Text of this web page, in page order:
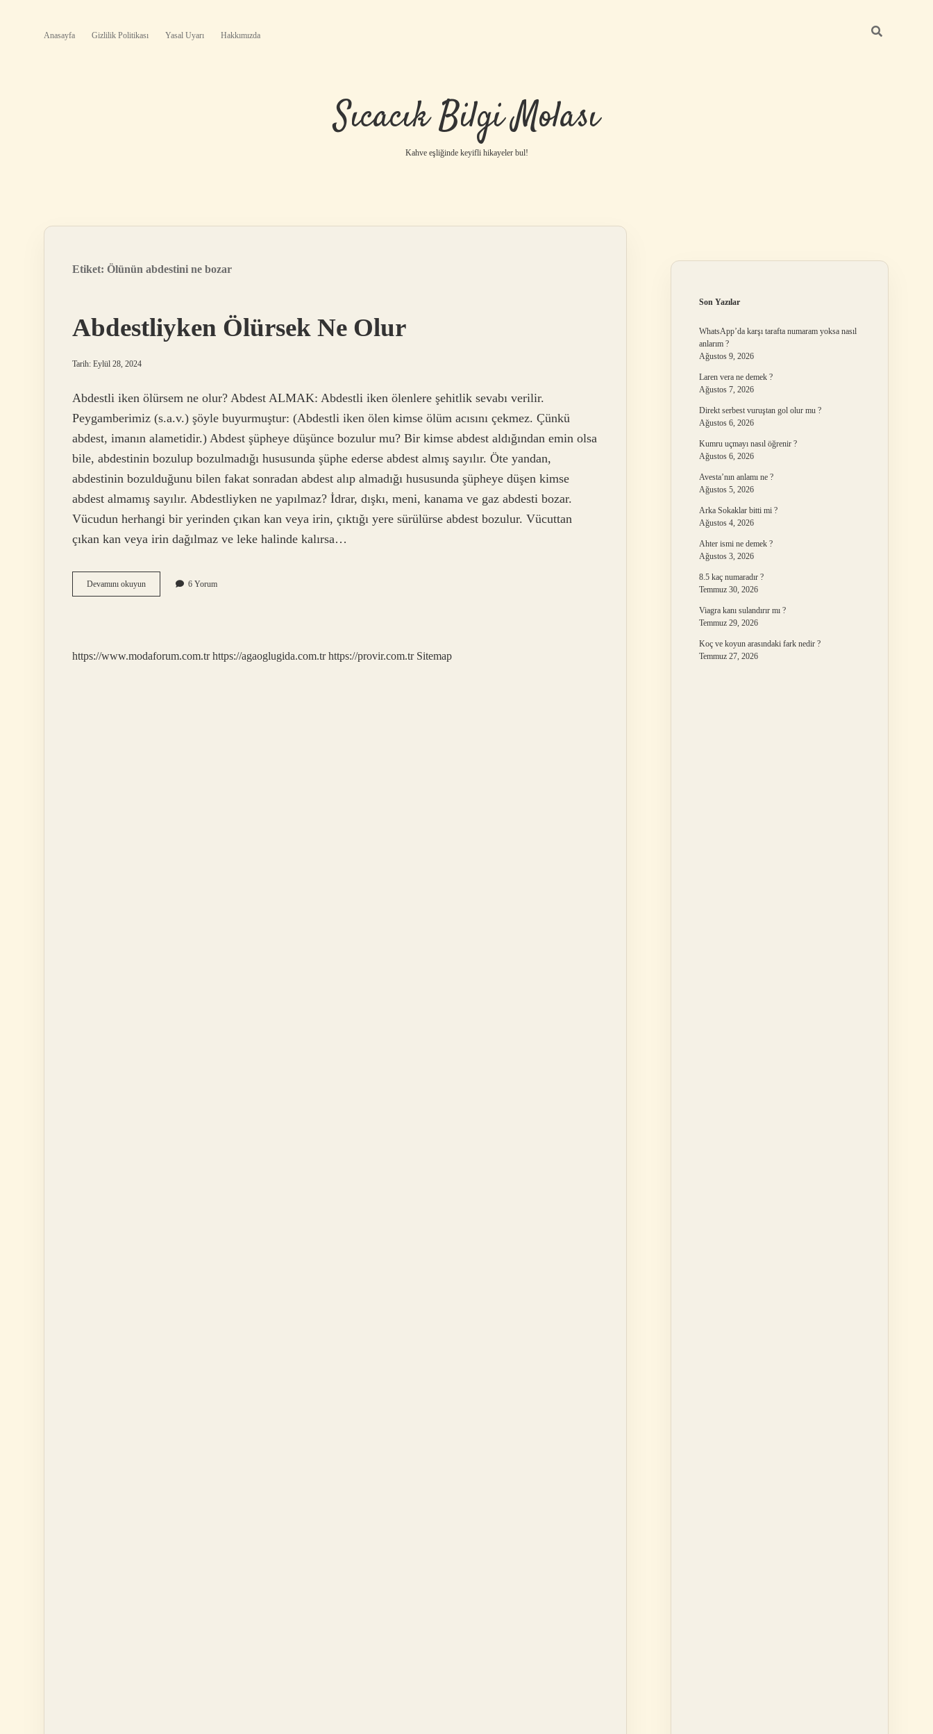
Anasayfa Gizlilik Politikası Yasal Uyarı Hakkımızda
Sıcacık Bilgi Molası
Kahve eşliğinde keyifli hikayeler bul!
Etiket: Ölünün abdestini ne bozar
Abdestliyken Ölürsek Ne Olur
Tarih: Eylül 28, 2024
Abdestli iken ölürsem ne olur? Abdest ALMAK: Abdestli iken ölenlere şehitlik sevabı verilir.
Peygamberimiz (s.a.v.) şöyle buyurmuştur: (Abdestli iken ölen kimse ölüm acısını çekmez. Çünkü
abdest, imanın alametidir.) Abdest şüpheye düşünce bozulur mu? Bir kimse abdest aldığından emin olsa
bile, abdestinin bozulup bozulmadığı hususunda şüphe ederse abdest almış sayılır. Öte yandan,
abdestinin bozulduğunu bilen fakat sonradan abdest alıp almadığı hususunda şüpheye düşen kimse
abdest almamış sayılır. Abdestliyken ne yapılmaz? İdrar, dışkı, meni, kanama ve gaz abdesti bozar.
Vücudun herhangi bir yerinden çıkan kan veya irin, çıktığı yere sürülürse abdest bozulur. Vücuttan
çıkan kan veya irin dağılmaz ve leke halinde kalırsa…
Devamını okuyunAbdestliyken
Ölürsek
6 Yorum
https://www.modaforum.com.tr https://agaoglugida.com.tr https://provir.com.tr Sitemap
Son Yazılar
WhatsApp’da karşı tarafta numaram yoksa nasıl
anlarım ?
Ağustos 9, 2026
Laren vera ne demek ?
Ağustos 7, 2026
Direkt serbest vuruştan gol olur mu ?
Ağustos 6, 2026
Kumru uçmayı nasıl öğrenir ?
Ağustos 6, 2026
Avesta’nın anlamı ne ?
Ağustos 5, 2026
Arka Sokaklar bitti mi ?
Ağustos 4, 2026
Ahter ismi ne demek ?
Ağustos 3, 2026
8.5 kaç numaradır ?
Temmuz 30, 2026
Viagra kanı sulandırır mı ?
Temmuz 29, 2026
Koç ve koyun arasındaki fark nedir ?
Temmuz 27, 2026